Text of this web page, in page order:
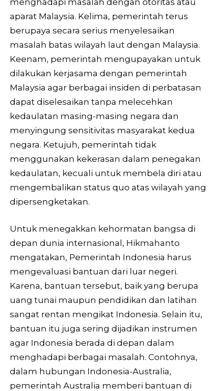
aparat Malaysia. Kelima, pemerintah terus
berupaya secara serius menyelesaikan
masalah batas wilayah laut dengan Malaysia.
Keenam, pemerintah mengupayakan untuk
dilakukan kerjasama dengan pemerintah
Malaysia agar berbagai insiden di perbatasan
dapat diselesaikan tanpa melecehkan
kedaulatan masing-masing negara dan
menyingung sensitivitas masyarakat kedua
negara. Ketujuh, pemerintah tidak
menggunakan kekerasan dalam penegakan
kedaulatan, kecuali untuk membela diri atau
mengembalikan status quo atas wilayah yang
dipersengketakan.
Untuk menegakkan kehormatan bangsa di
depan dunia internasional, Hikmahanto
mengatakan, Pemerintah Indonesia harus
mengevaluasi bantuan dari luar negeri.
Karena, bantuan tersebut, baik yang berupa
uang tunai maupun pendidikan dan latihan
sangat rentan mengikat Indonesia. Selain itu,
bantuan itu juga sering dijadikan instrumen
agar Indonesia berada di depan dalam
menghadapi berbagai masalah. Contohnya,
dalam hubungan Indonesia-Australia,
pemerintah Australia memberi bantuan di